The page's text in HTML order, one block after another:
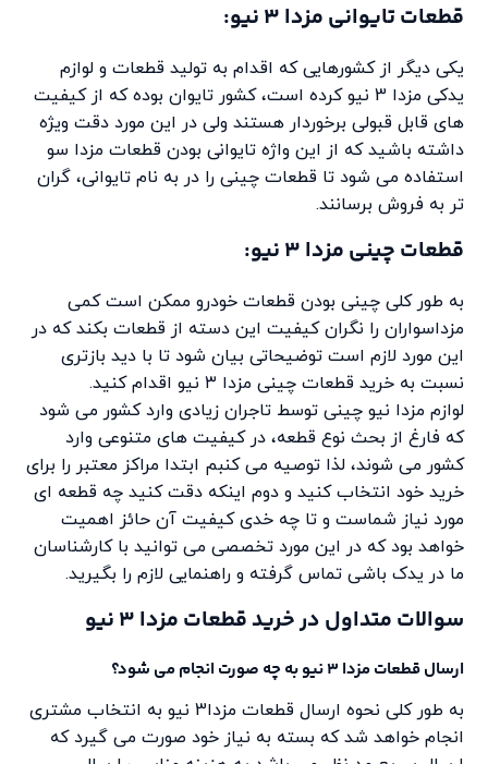
قطعات تایوانی مزدا ۳ نیو:
یکی دیگر از کشورهایی که اقدام به تولید قطعات و لوازم
یدکی مزدا 3 نیو کرده است، کشور تایوان بوده که از کیفیت
های قابل قبولی برخوردار هستند ولی در این مورد دقت ویژه
داشته باشید که از این واژه تایوانی بودن قطعات مزدا سو
استفاده می شود تا قطعات چینی را در به نام تایوانی، گران
تر به فروش برسانند.
قطعات چینی مزدا 3 نیو:
به طور کلی چینی بودن قطعات خودرو ممکن است کمی
مزداسواران را نگران کیفیت این دسته از قطعات بکند که در
این مورد لازم است توضیحاتی بیان شود تا با دید بازتری
نسبت به خرید قطعات چینی مزدا ۳ نیو اقدام کنید.
لوازم مزدا نیو چینی توسط تاجران زیادی وارد کشور می شود
که فارغ از بحث نوع قطعه، در کیفیت های متنوعی وارد
کشور می شوند، لذا توصیه می کنبم ابتدا مراکز معتبر را برای
خرید خود انتخاب کنید و دوم اینکه دقت کنید چه قطعه ای
مورد نیاز شماست و تا چه خدی کیفیت آن حائز اهمیت
خواهد بود که در این مورد تخصصی می توانید با کارشناسان
ما در یدک باشی تماس گرفته و راهنمایی لازم را بگیرید.
سوالات متداول در خرید قطعات مزدا 3 نیو
ارسال قطعات مزدا 3 نیو به چه صورت انجام می شود؟
به طور کلی نحوه ارسال قطعات مزدا3 نیو به انتخاب مشتری
انجام خواهد شد که بسته به نیاز خود صورت می گیرد که